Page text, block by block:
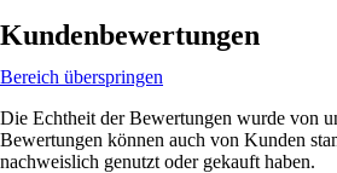
Kundenbewertungen
Bereich überspringen
Die Echtheit der Bewertungen wurde von
Bewertungen können auch von Kunden
nachweislich genutzt oder gekauft haben.